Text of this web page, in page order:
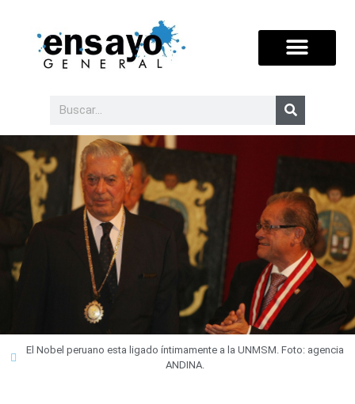
El Nobel peruano esta ligado íntimamente a la UNMSM. Foto: agencia
ANDINA.